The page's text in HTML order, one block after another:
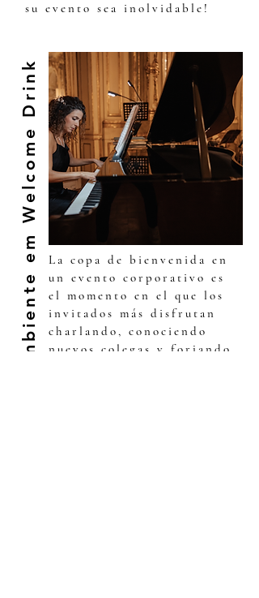
su evento sea inolvidable!
La copa de bienvenida en
un evento corporativo es
el momento en el que los
invitados más disfrutan
charlando, conociendo
nuevos colegas y forjando
Música Ambiente em Welcome Drink